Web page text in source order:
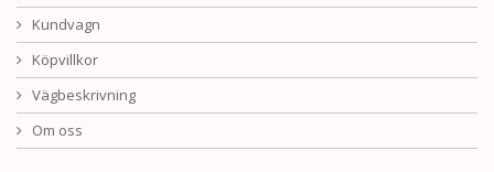
Kundvagn
Köpvillkor
Vägbeskrivning
Om oss